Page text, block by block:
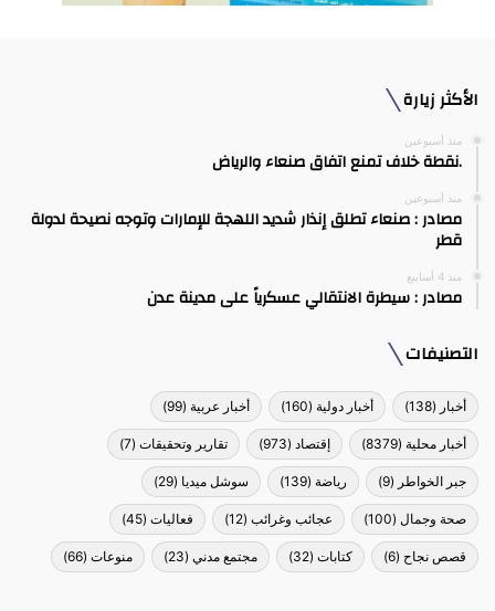
الأكثر زيارة
منذ أسبوعين
.نقطة خلاف تمنع اتفاق صنعاء والرياض
منذ أسبوعين
مصادر : صنعاء تطلق إنذار شديد اللهجة للإمارات وتوجه نصيحة لدولة
قطر
منذ 4 أسابيع
مصادر : سيطرة الانتقالي عسكرياً على مدينة عدن
التصنيفات
أخبار (138) أخبار دولية (160) أخبار عربية (99)
أخبار محلية (8379) إقتصاد (973) تقارير وتحقيقات (7)
جبر الخواطر (9) رياضة (139) سوشل ميديا (29)
صحة وجمال (100) عجائب وغرائب (12) فعاليات (45)
قصص نجاح (6) كتابات (32) مجتمع مدني (23) منوعات (66)